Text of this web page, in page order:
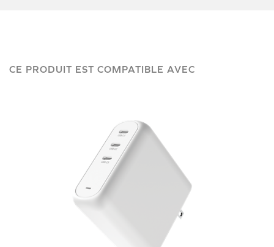
CE PRODUIT EST COMPATIBLE AVEC